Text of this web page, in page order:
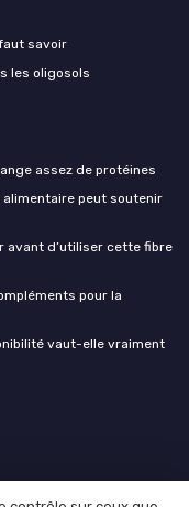
savoir
les oligosols
assez de protéines
peut soutenir
avant d’utiliser cette fibre
pour la
vaut-elle vraiment